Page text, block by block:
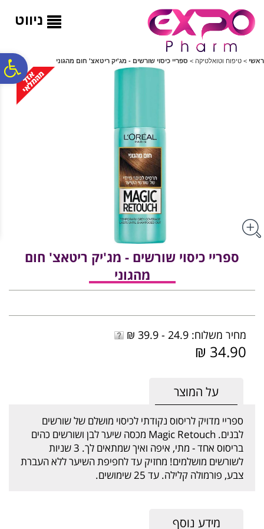
ניווט
ראשי > טיפוח וטואלטיקה > ספריי כיסוי שורשים - מג'יק ריטאצ' חום מהגוני
ספריי כיסוי שורשים - מג'יק ריטאצ' חום
מהגוני
מחיר משלוח: 24.9 - 39.9 ₪
34.90 ₪
על המוצר
ספריי מדויק לריסוס נקודתי לכיסוי מושלם של שורשים
לבנים. Magic Retouch מכסה שיער לבן ושורשים כהים
בריסוס אחד - מתי, איפה ואיך שמתאים לך. 3 שניות
לשורשים מושלמים! מחזיק עד לחפיפת השיער ללא העברת
צבע, פורמולה קלילה. עד 25 שימושים.
מידע נוסף